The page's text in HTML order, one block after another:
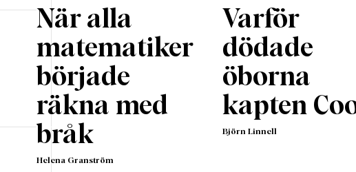
Erik Petersson. Doktorand i historia vid Linköpings universitet
När alla
matematiker
började
räkna med
bråk
Helena Granström
Varför
dödade
öborna
kapten
Björn Linnell